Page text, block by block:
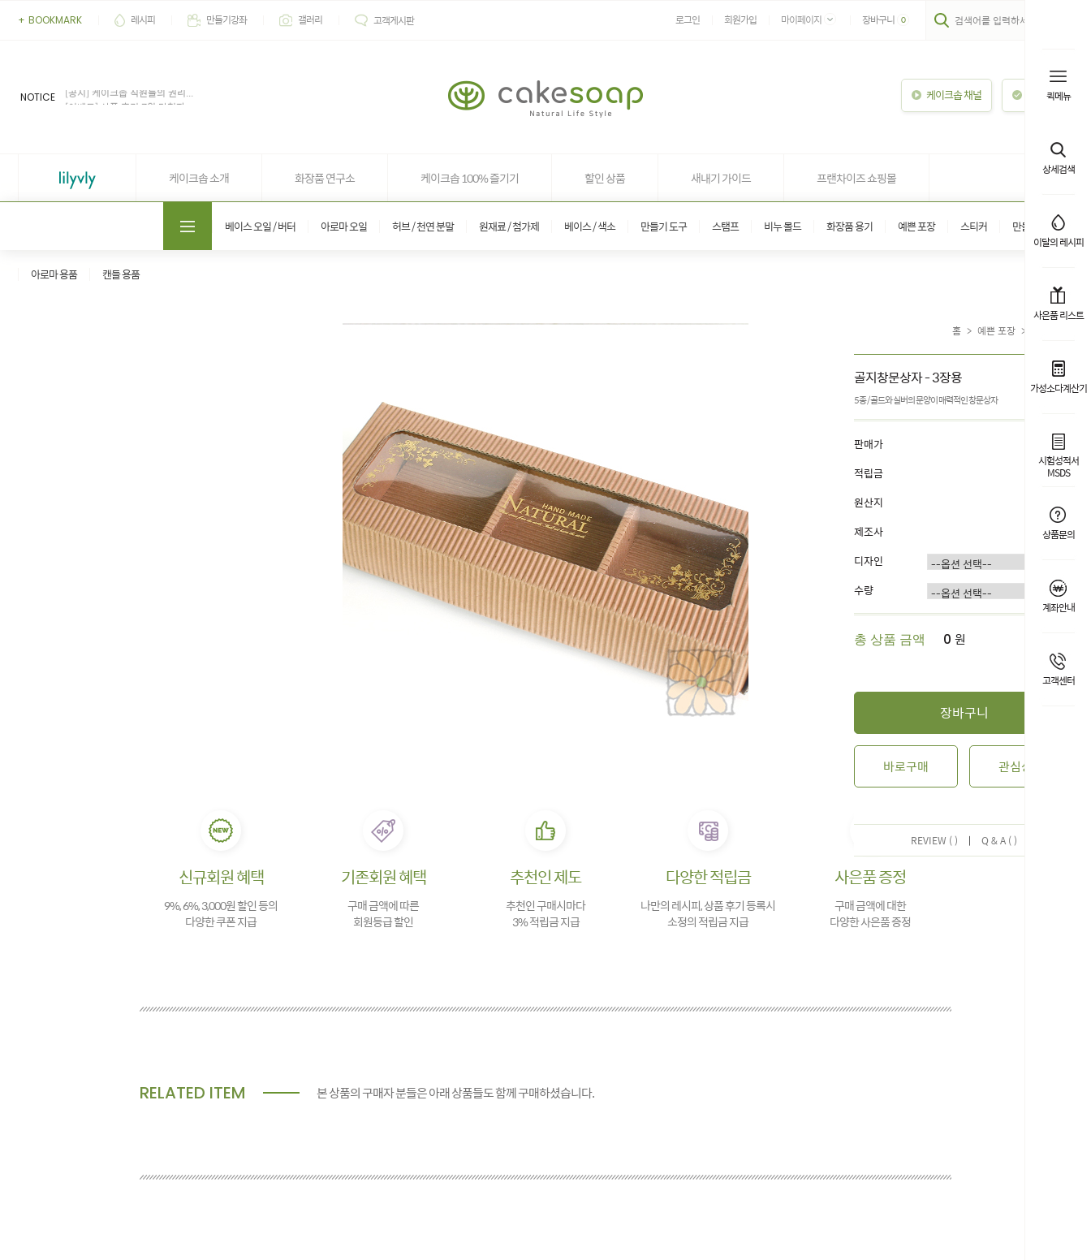
퀵메뉴
상세검색
이달의 레시피
사은품 리스트
가성소다계산기
시험성적서
MSDS
상품문의
계좌안내
고객센터
+ BOOKMARK 레시피 만들기강좌 갤러리 고객게시판 로그인 회원가입 마이페이지 장바구니 0
NOTICE
[이벤트] 상품 후기 7월 당첨자...
케이크솝 채널 이용안내
케이크솝 소개 화장품 연구소 케이크솝 100% 즐기기 할인 상품 새내기 가이드 프랜차이즈 쇼핑몰
베이스 오일 / 버터 아로마 오일 허브 / 천연 분말 원재료 / 첨가제 베이스 / 색소 만들기 도구 스탬프 비누 몰드 화장품 용기 예쁜 포장 스티커 만들기 키트
아로마 용품 캔들 용품
신규회원 혜택
9%, 6%, 3,000원 할인 등의
다양한 쿠폰 지급
기존회원 혜택
구매 금액에 따른
회원등급 할인
추천인 제도
추천인 구매시마다
3% 적립금 지급
다양한 적립금
나만의 레시피, 상품 후기 등록시
소정의 적립금 지급
사은품 증정
구매 금액에 대한
다양한 사은품 증정
RELATED ITEM 본 상품의 구매자 분들은 아래 상품들도 함께 구매하셨습니다.
홈 > 예쁜 포장 >
골지창문상자 - 3장용
5종 / 골드와 실버의 문양이 매력적인 창문상자
판매가
1,100원
적립금
1%
원산지
제조사
구월
디자인
수량
총 상품 금액 0 원
장바구니
바로구매 관심상품
REVIEW ( ) | Q & A ( )